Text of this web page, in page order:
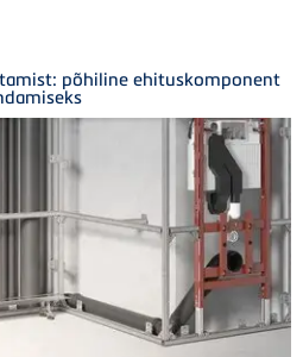
põhiline ehituskomponent